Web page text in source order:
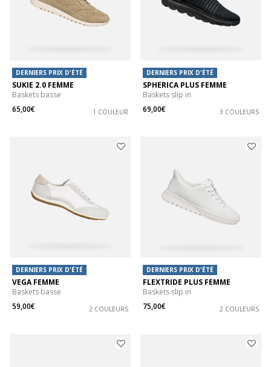
DERNIERS PRIX D'ÉTÉ
SUKIE 2.0 FEMME
Baskets basse
65,00€
1 COULEUR
DERNIERS PRIX D'ÉTÉ
SPHERICA PLUS FEMME
Baskets slip in
69,00€
3 COULEURS
DERNIERS PRIX D'ÉTÉ
VEGA FEMME
Baskets basse
59,00€
2 COULEURS
DERNIERS PRIX D'ÉTÉ
FLEXTRIDE PLUS FEMME
Baskets slip in
75,00€
2 COULEURS